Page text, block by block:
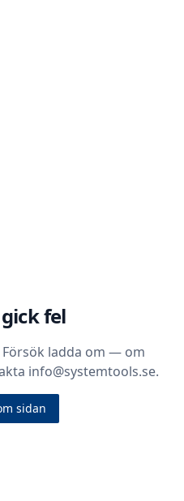
fel
Försök ladda om — om
info@systemtools.se.
sidan